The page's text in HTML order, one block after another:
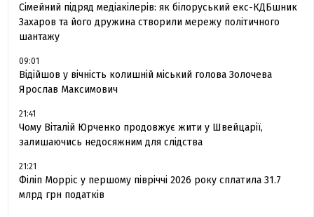
Сімейний підряд медіакілерів: як білоруський екс-КДБшник
Захаров та його дружина створили мережу політичного
шантажу
09:01
Відійшов у вічність колишній міський голова Золочева
Ярослав Максимович
21:41
Чому Віталій Юрченко продовжує жити у Швейцарії,
залишаючись недосяжним для слідства
21:21
Філіп Морріс у першому півріччі 2026 року сплатила 31.7
млрд грн податків